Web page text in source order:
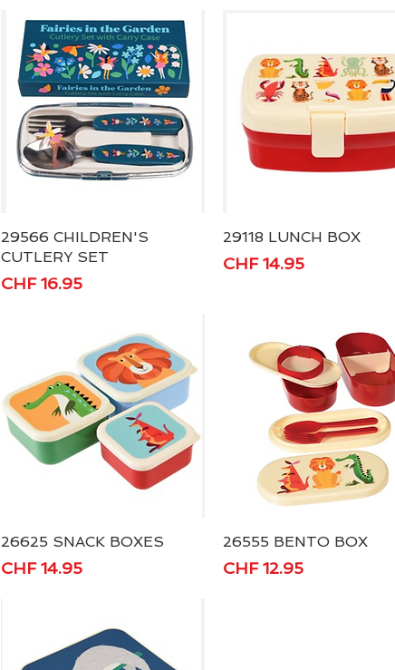
Schnellansicht
29566 CHILDREN'S
CUTLERY SET
Preis
CHF 16.95
Schnellansicht
29118 LUNCH BOX
Preis
CHF 14.95
Schnellansicht
26625 SNACK BOXES
Preis
CHF 14.95
Schnellansicht
26555 BENTO BOX
Preis
CHF 12.95